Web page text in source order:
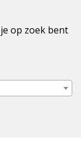
op zoek bent